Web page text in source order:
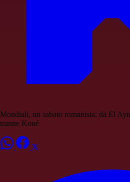
Mondiali, un sabato romanista: da El
tranne Koné